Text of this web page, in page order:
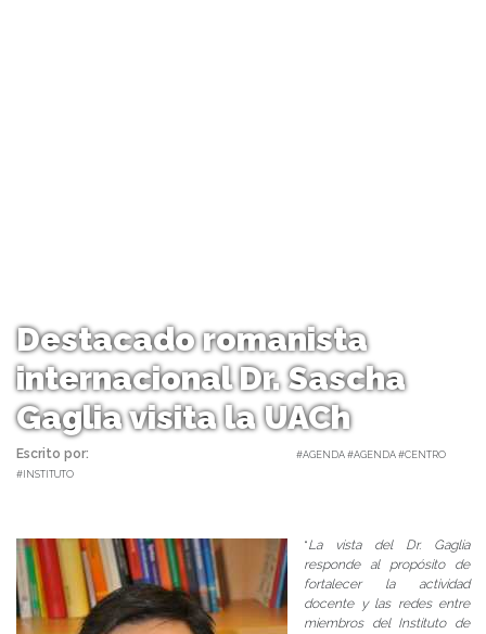
Destacado romanista
internacional Dr. Sascha
Gaglia visita la UACh
Escrito por:
#AGENDA #AGENDA #CENTRO
#INSTITUTO
“La vista del Dr. Gaglia
responde al propósito de
fortalecer la actividad
docente y las redes entre
miembros del Instituto de